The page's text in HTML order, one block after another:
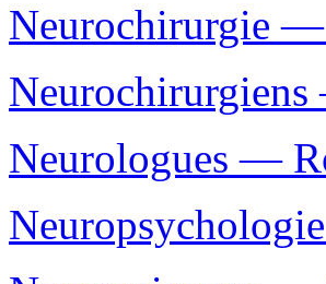
Neurochirurgie
Neurologues —